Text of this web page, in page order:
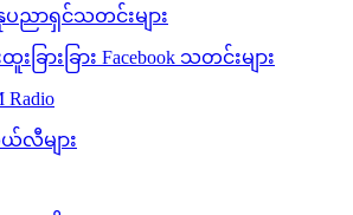
ညာရှင်သတင်းများ
းခြားခြား Facebook သတင်းများ
လီများ